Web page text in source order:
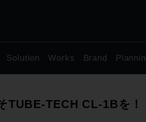
Solution Works Brand
TECH CL-1Bを！